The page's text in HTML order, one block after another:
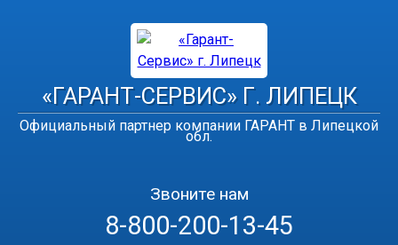
«ГАРАНТ-СЕРВИС» Г. ЛИПЕЦК
Официальный партнер компании ГАРАНТ в Липецкой
обл.
Звоните нам
8-800-200-13-45